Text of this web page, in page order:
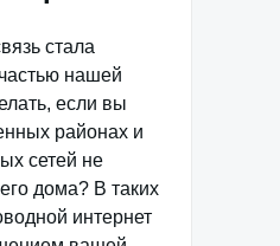
стала
нашей
если вы
районах и
сетей не
дома? В таких
интернет